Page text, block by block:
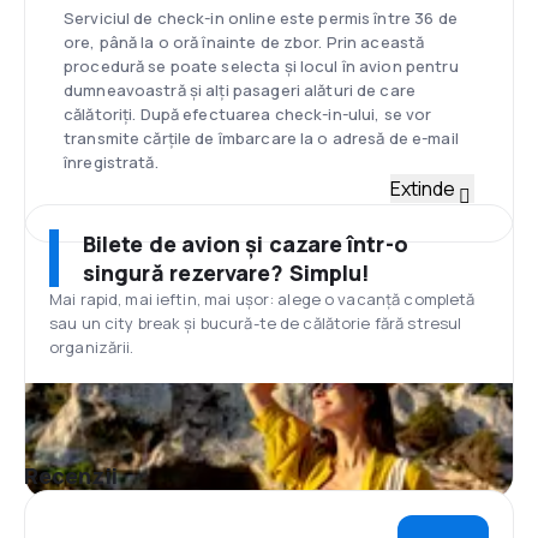
Serviciul de check-in online este permis între 36 de
ore, până la o oră înainte de zbor. Prin această
procedură se poate selecta și locul în avion pentru
dumneavoastră și alți pasageri alături de care
călătoriți. După efectuarea check-in-ului, se vor
transmite cărțile de îmbarcare la o adresă de e-mail
înregistrată.
moderne flote din Europa, formate din Airbus și
Boeing, cu o durată de viață de 6 ani. În prezent,
Austrian deține 42 de aeronave.
Hub
Aeroportul Internațional din Viena
Hub-ul principal al Austriei este Aeroportul din Viena,
situat în regiunea Schwechat, la 18 km sud-est de
centrul Vienei. Există terminalele T1 și T2 care împart
aceeași clădire, terminalul 1A servește linii low-cost
și un terminal VIP. În 2004, clădirea unui nou terminal
– SKYLINK a fost lansată și presupune creșterea
La aeroport se pot găsi bănci, bancomate, birouri de
Extinde
Bilete de avion și cazare într-o
singură rezervare? Simplu!
Mai rapid, mai ieftin, mai ușor: alege o vacanță completă
sau un city break și bucură-te de călătorie fără stresul
organizării.
Recenzii